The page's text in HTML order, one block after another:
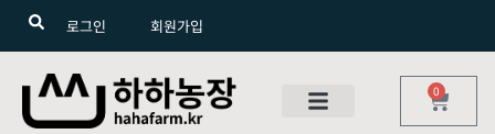
로그인 회원가입
0